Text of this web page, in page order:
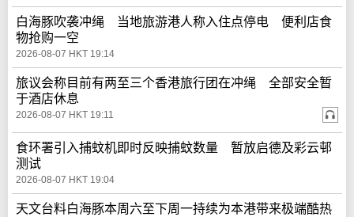
白海豚吹袭冲绳 当地旅游港人称入住点停电 便利店食
物抢购一空
2026-08-07 HKT 19:14
旅议会称目前有两至三个香港旅行团在冲绳 全部安全暂
于酒店休息
2026-08-07 HKT 19:11
食环署引入捕蚊机即时反映捕蚊数量 暂放启德及彩云邨
测试
2026-08-07 HKT 19:04
天文台料白海豚本周六至下周一持续为本港带来极端酷热